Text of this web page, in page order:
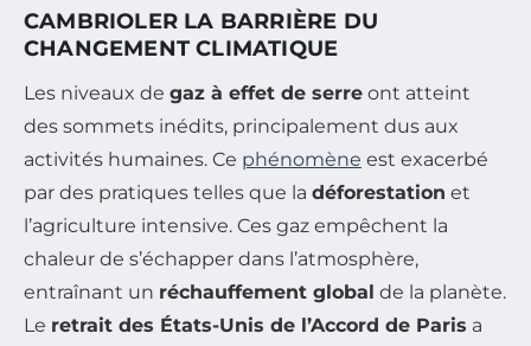
CAMBRIOLER LA BARRIÈRE DU
CHANGEMENT CLIMATIQUE
Les niveaux de gaz à effet de serre ont atteint
des sommets inédits, principalement dus aux
activités humaines. Ce phénomène est exacerbé
par des pratiques telles que la déforestation et
l’agriculture intensive. Ces gaz empêchent la
chaleur de s’échapper dans l’atmosphère,
entraînant un réchauffement global de la planète.
Le retrait des États-Unis de l’Accord de Paris a